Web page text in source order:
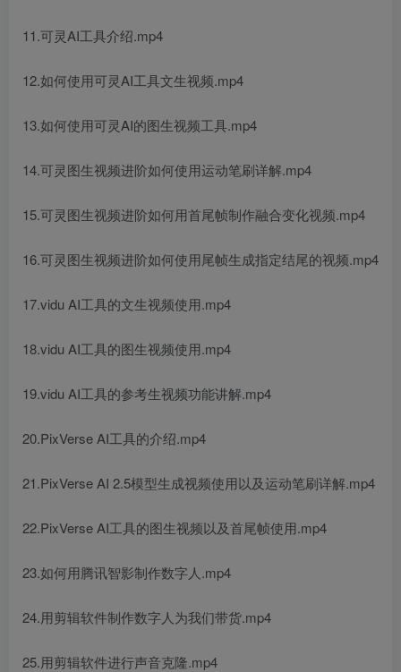
11.可灵AI工具介绍.mp4
12.如何使用可灵AI工具文生视频.mp4
13.如何使用可灵AI的图生视频工具.mp4
14.可灵图生视频进阶如何使用运动笔刷详解.mp4
15.可灵图生视频进阶如何用首尾帧制作融合变化视频.mp4
16.可灵图生视频进阶如何使用尾帧生成指定结尾的视频.mp4
17.vidu AI工具的文生视频使用.mp4
18.vidu AI工具的图生视频使用.mp4
19.vidu AI工具的参考生视频功能讲解.mp4
20.PixVerse AI工具的介绍.mp4
21.PixVerse AI 2.5模型生成视频使用以及运动笔刷详解.mp4
22.PixVerse AI工具的图生视频以及首尾帧使用.mp4
23.如何用腾讯智影制作数字人.mp4
24.用剪辑软件制作数字人为我们带货.mp4
25.用剪辑软件进行声音克隆.mp4